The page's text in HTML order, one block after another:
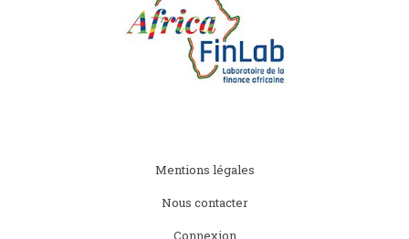
Mentions légales
Nous contacter
Connexion